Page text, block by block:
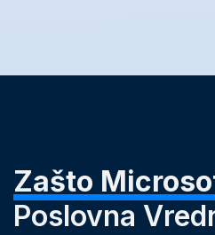
Zašto
Poslovna